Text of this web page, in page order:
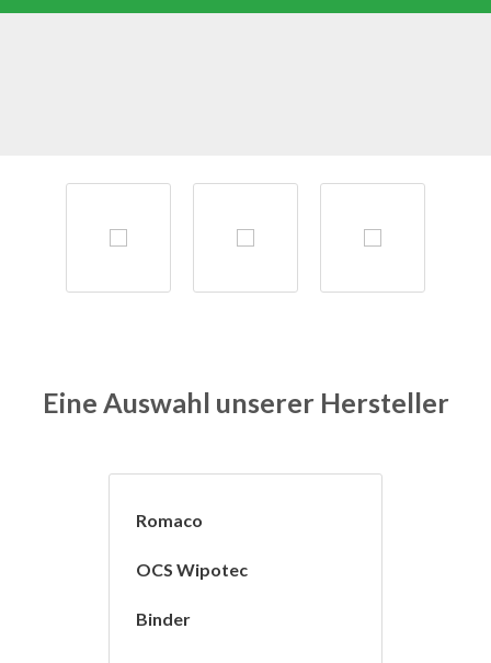
Eine Auswahl unserer Hersteller
Romaco
OCS Wipotec
Binder